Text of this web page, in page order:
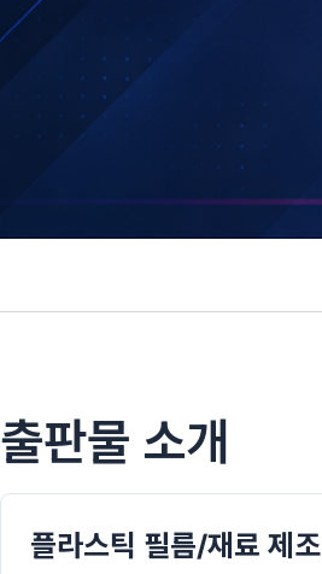
출판물 소개
플라스틱 필름/재료